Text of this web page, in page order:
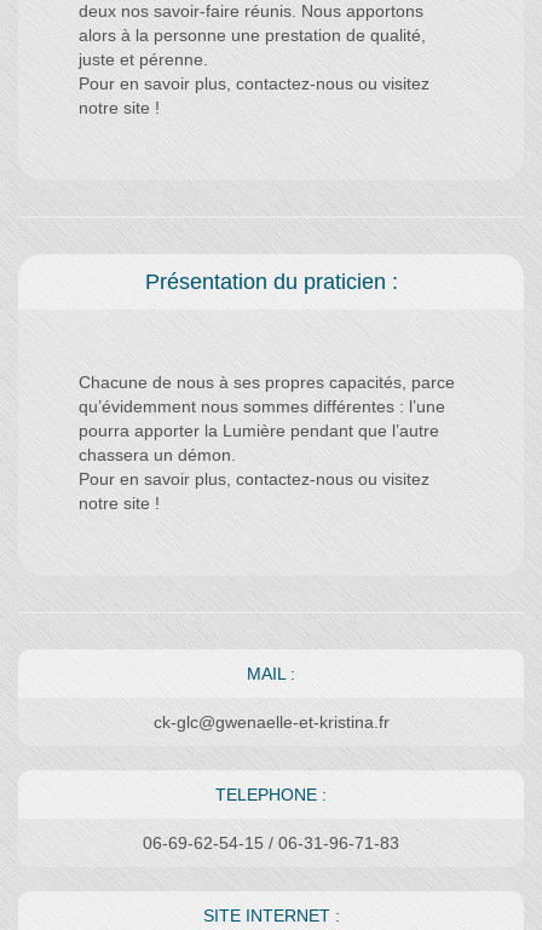
deux nos savoir-faire réunis. Nous apportons
alors à la personne une prestation de qualité,
juste et pérenne.
Pour en savoir plus, contactez-nous ou visitez
Présentation du praticien :
Chacune de nous à ses propres capacités, parce
qu’évidemment nous sommes différentes : l’une
pourra apporter la Lumière pendant que l’autre
chassera un démon.
Pour en savoir plus, contactez-nous ou visitez
MAIL :
ck-glc@gwenaelle-et-kristina.fr
TELEPHONE :
06-69-62-54-15 / 06-31-96-71-83
SITE INTERNET :